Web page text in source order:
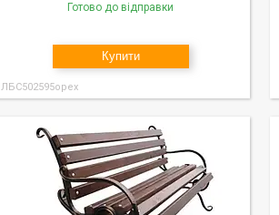
Готово до відправки
Купити
ЛБС502595орех